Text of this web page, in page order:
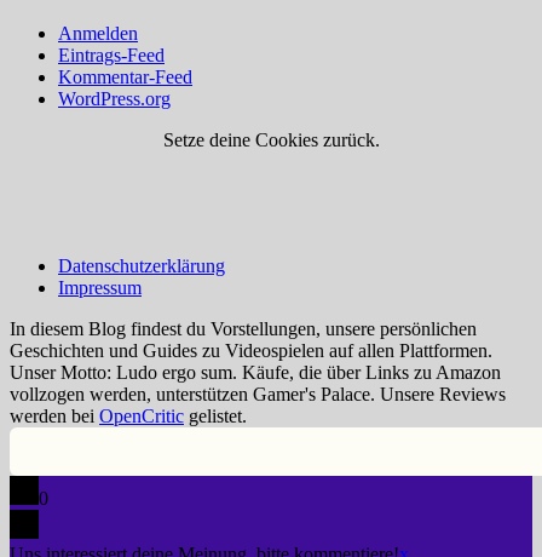
Anmelden
Eintrags-Feed
Kommentar-Feed
WordPress.org
Setze deine Cookies zurück.
Datenschutzerklärung
Impressum
In diesem Blog findest du Vorstellungen, unsere persönlichen
Geschichten und Guides zu Videospielen auf allen Plattformen.
Unser Motto: Ludo ergo sum. Käufe, die über Links zu Amazon
vollzogen werden, unterstützen Gamer's Palace. Unsere Reviews
werden bei OpenCritic gelistet.
0